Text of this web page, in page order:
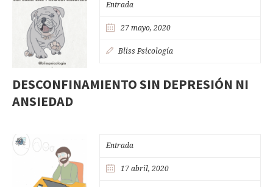
Entrada
27 mayo, 2020
Bliss Psicología
DESCONFINAMIENTO SIN DEPRESIÓN NI
ANSIEDAD
Entrada
17 abril, 2020